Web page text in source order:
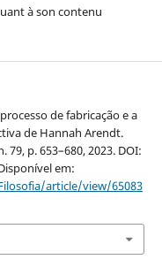
à son contenu
de fabricação e a
de Hannah Arendt.
79, p. 653–680, 2023. DOI:
em:
article/view/65083